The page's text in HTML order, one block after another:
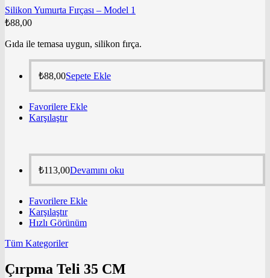
Silikon Yumurta Fırçası – Model 1
₺88,00
Gıda ile temasa uygun, silikon fırça.
₺88,00Sepete Ekle
Favorilere Ekle
Karşılaştır
₺113,00Devamını oku
Favorilere Ekle
Karşılaştır
Hızlı Görünüm
Tüm Kategoriler
Çırpma Teli 35 CM